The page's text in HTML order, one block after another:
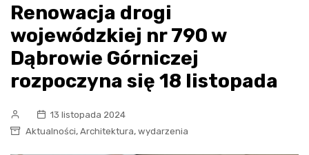
Renowacja drogi
wojewódzkiej nr 790 w
Dąbrowie Górniczej
rozpoczyna się 18 listopada
13 listopada 2024
Aktualności, Architektura, wydarzenia